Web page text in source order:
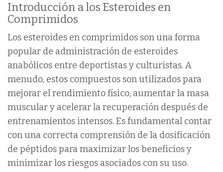
Introducción a los Esteroides en
Comprimidos
Los esteroides en comprimidos son una forma
popular de administración de esteroides
anabólicos entre deportistas y culturistas. A
menudo, estos compuestos son utilizados para
mejorar el rendimiento físico, aumentar la masa
muscular y acelerar la recuperación después de
entrenamientos intensos. Es fundamental contar
con una correcta comprensión de la dosificación
de péptidos para maximizar los beneficios y
minimizar los riesgos asociados con su uso.